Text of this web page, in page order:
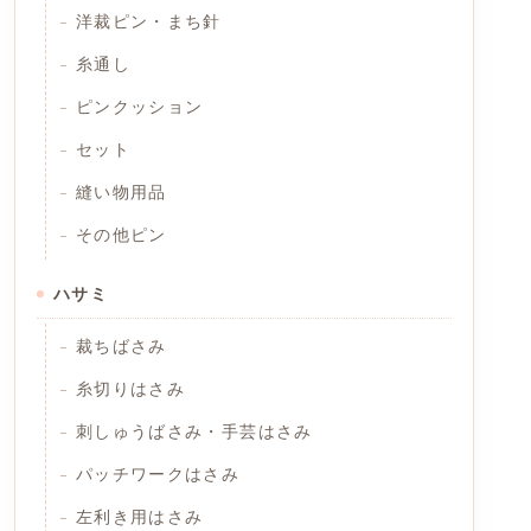
洋裁ピン・まち針
糸通し
ピンクッション
セット
縫い物用品
その他ピン
ハサミ
裁ちばさみ
糸切りはさみ
刺しゅうばさみ・手芸はさみ
パッチワークはさみ
左利き用はさみ